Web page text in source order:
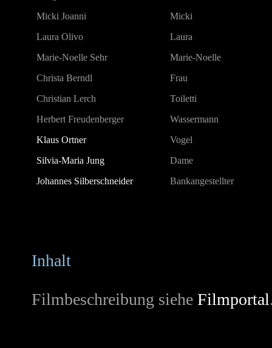
Micki Joanni
Micki
Laura Olivo
Laura
Marie-Noelle Sehr
Marie-Noelle
Christa Berndl
Frau
Christian Lerch
Toiletti
Herbert Freudenberger
Wassermann
Klaus Ortner
Vogel
Silvia-Maria Jung
Dame
Johannes Silberschneider
Bankangestellter
Inhalt
Filmbeschreibung siehe Filmportal